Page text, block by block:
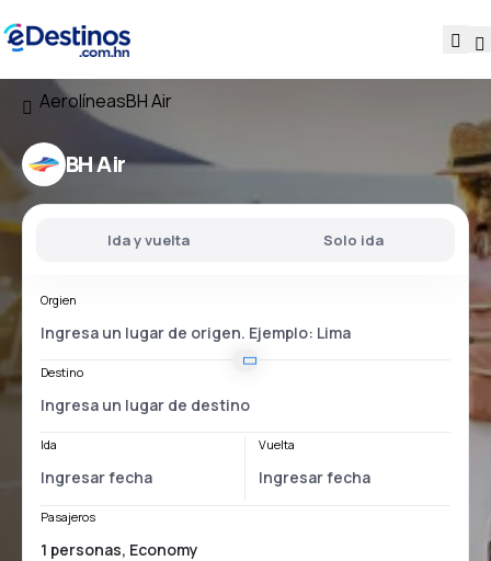
AerolíneasBH Air
BH Air
Ida y vuelta Solo ida
Orgien
Destino
Ida Vuelta
Pasajeros